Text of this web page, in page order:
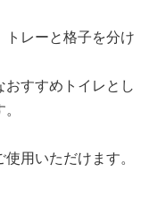
レーと格子を分け
すすめトイレとし
用いただけます。